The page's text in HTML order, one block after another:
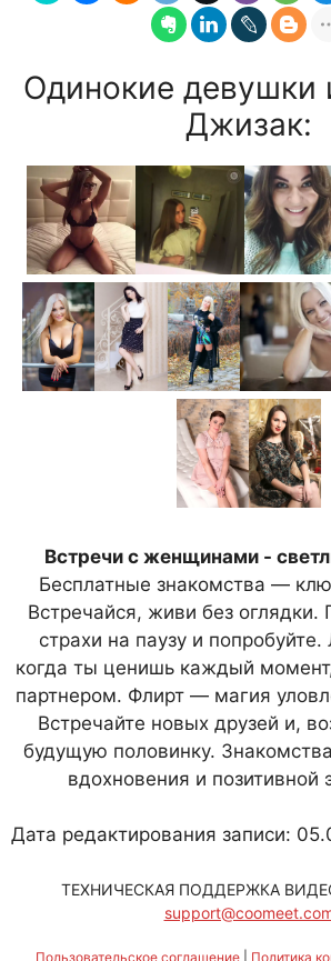
Одинокие девушки
Джизак:
Встречи с женщинами -
Бесплатные знакомства —
Встречайся, живи без оглядки.
страхи на паузу и
когда ты ценишь каждый
партнером. Флирт — магия
Встречайте новых друзей и,
будущую половинку.
вдохновения и позитивной
Дата редактирования записи:
ТЕХНИЧЕСКАЯ ПОДДЕРЖКА
Пользовательское соглашение| Политика